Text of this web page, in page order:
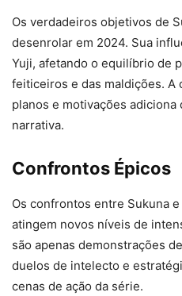
Os verdadeiros objetivos de
desenrolar em 2024. Sua
Yuji, afetando o equilíbrio de
feiticeiros e das maldições. A
planos e motivações
narrativa.
Confrontos Épicos
Os confrontos entre Sukuna
atingem novos níveis de
são apenas demonstrações
duelos de intelecto e
cenas de ação da série.